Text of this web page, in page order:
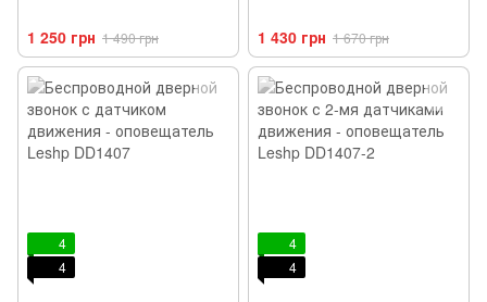
1 250 грн 1 490 грн 1 430 грн 1 670 грн
4
4
4
4